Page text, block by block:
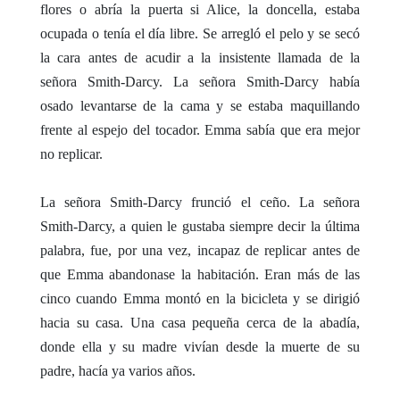
flores o abría la puerta si Alice, la doncella, estaba
ocupada o tenía el día libre. Se arregló el pelo y se secó
la cara antes de acudir a la insistente llamada de la
señora Smith-Darcy. La señora Smith-Darcy había
osado levantarse de la cama y se estaba maquillando
frente al espejo del tocador. Emma sabía que era mejor
no replicar.
La señora Smith-Darcy frunció el ceño. La señora
Smith-Darcy, a quien le gustaba siempre decir la última
palabra, fue, por una vez, incapaz de replicar antes de
que Emma abandonase la habitación. Eran más de las
cinco cuando Emma montó en la bicicleta y se dirigió
hacia su casa. Una casa pequeña cerca de la abadía,
donde ella y su madre vivían desde la muerte de su
padre, hacía ya varios años.